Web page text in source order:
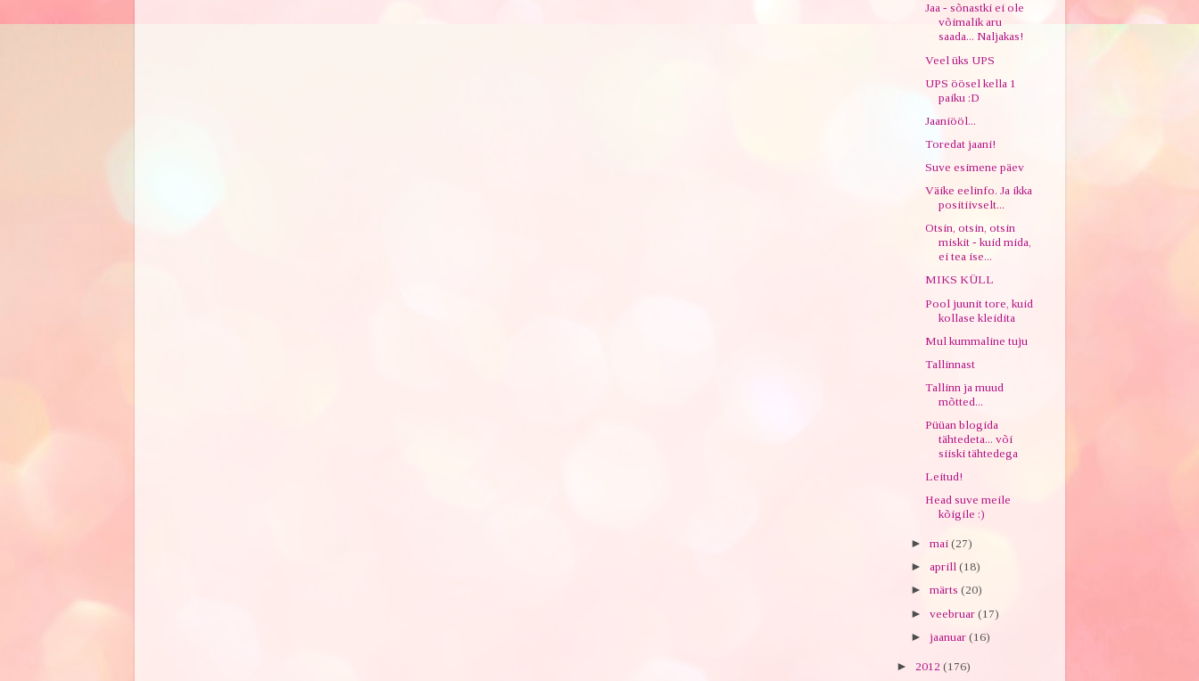
Jaa - sõnastki ei ole
võimalik aru
saada... Naljakas!
Veel üks UPS
UPS öösel kella 1
paiku :D
Jaaniööl...
Toredat jaani!
Suve esimene päev
Väike eelinfo. Ja ikka
positiivselt...
Otsin, otsin, otsin
miskit - kuid mida,
ei tea ise...
MIKS KÜLL
Pool juunit tore, kuid
kollase kleidita
Mul kummaline tuju
Tallinnast
Tallinn ja muud
mõtted...
Püüan blogida
tähtedeta... või
siiski tähtedega
Leitud!
Head suve meile
kõigile :)
► mai (27)
► aprill (18)
► märts (20)
► veebruar (17)
► jaanuar (16)
► 2012 (176)